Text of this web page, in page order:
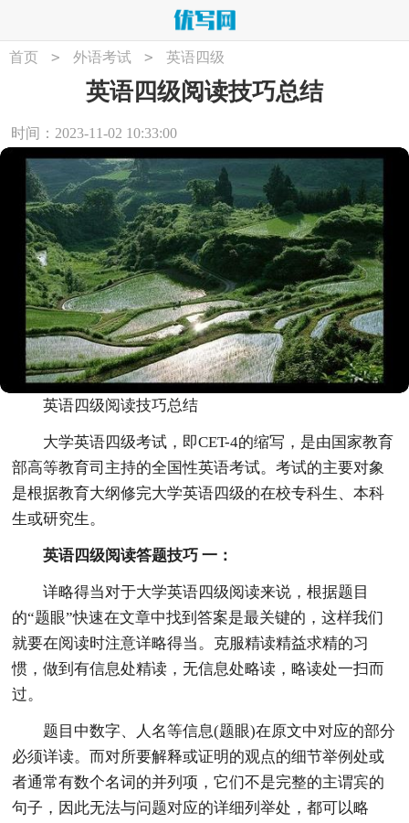
首页 > 外语考试 > 英语四级
英语四级阅读技巧总结
时间：2023-11-02 10:33:00
英语四级阅读技巧总结
大学英语四级考试，即CET-4的缩写，是由国家教育
部高等教育司主持的全国性英语考试。考试的主要对象
是根据教育大纲修完大学英语四级的在校专科生、本科
生或研究生。
英语四级阅读答题技巧 一：
详略得当对于大学英语四级阅读来说，根据题目
的“题眼”快速在文章中找到答案是最关键的，这样我们
就要在阅读时注意详略得当。克服精读精益求精的习
惯，做到有信息处精读，无信息处略读，略读处一扫而
过。
题目中数字、人名等信息(题眼)在原文中对应的部分
必须详读。而对所要解释或证明的观点的细节举例处或
者通常有数个名词的并列项，它们不是完整的主谓宾的
句子，因此无法与问题对应的详细列举处，都可以略